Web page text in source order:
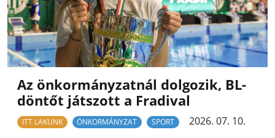
Az önkormányzatnál dolgozik, BL-
döntőt játszott a Fradival
ITT LAKUNK ÖNKORMÁNYZAT SPORT
2026. 07. 10.